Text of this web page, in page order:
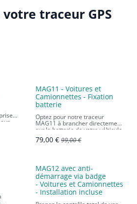
traceur GPS
N°1 des ventes
MAG11 - Voitures et
Camionnettes - Fixation
batterie
Optez pour notre traceur
MAG11 à brancher directement
sur la batterie de votre véhicule.
Abonnement 1 mois inclus.
79,00€ 99,00€
MAG12 avec anti-
démarrage via badge
- Voitures et Camionnettes
- Installation incluse